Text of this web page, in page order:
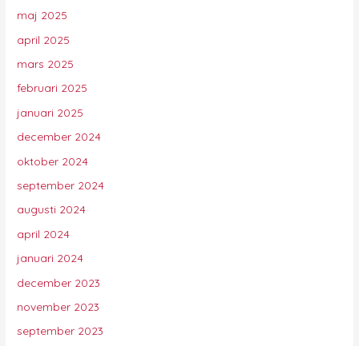
maj 2025
april 2025
mars 2025
februari 2025
januari 2025
december 2024
oktober 2024
september 2024
augusti 2024
april 2024
januari 2024
december 2023
november 2023
september 2023